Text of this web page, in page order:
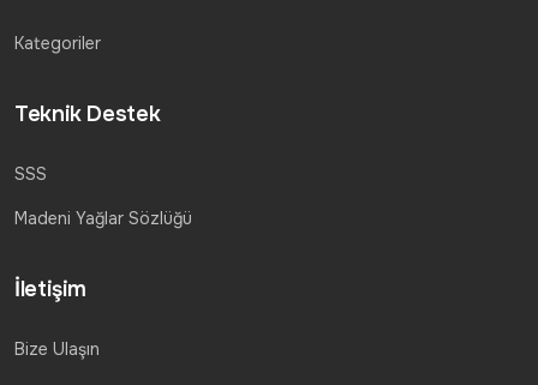
Kategoriler
Teknik Destek
SSS
Madeni Yağlar Sözlüğü
İletişim
Bize Ulaşın